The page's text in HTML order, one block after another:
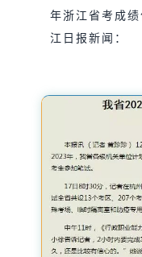
年浙江省考成
江日报新闻：